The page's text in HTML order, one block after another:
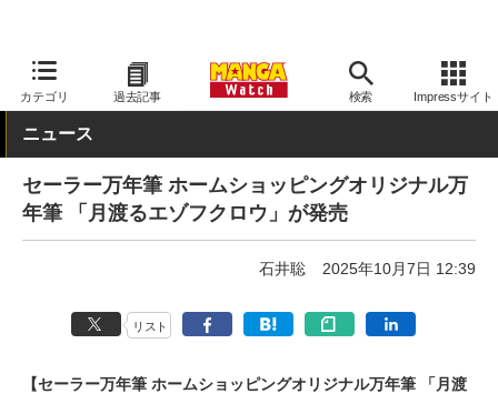
カテゴリ 過去記事 検索 Impressサイト
MANGA Watch 文具
ニュース
セーラー万年筆 ホームショッピングオリジナル万
年筆 「月渡るエゾフクロウ」が発売
石井聡 2025年10月7日 12:39
リスト
【セーラー万年筆 ホームショッピングオリジナル万年筆 「月渡